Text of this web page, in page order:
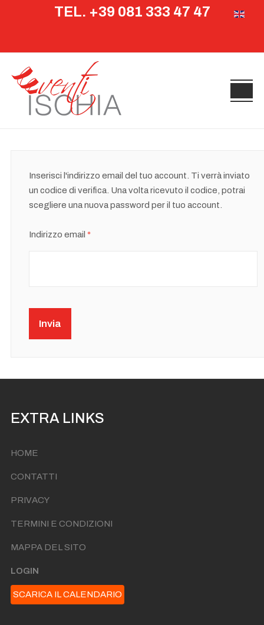
TEL. +39 081 333 47 47
Inserisci l'indirizzo email del tuo account. Ti verrà inviato
un codice di verifica. Una volta ricevuto il codice, potrai
scegliere una nuova password per il tuo account.
Indirizzo email *
Invia
EXTRA LINKS
HOME
CONTATTI
PRIVACY
TERMINI E CONDIZIONI
MAPPA DEL SITO
LOGIN
SCARICA IL CALENDARIO